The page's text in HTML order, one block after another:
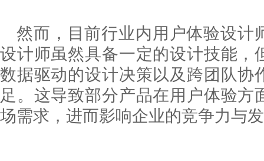
然而，目前行业内用户体验设计
设计师虽然具备一定的设计技能，
数据驱动的设计决策以及跨团队协
足。这导致部分产品在用户体验方
场需求，进而影响企业的竞争力与